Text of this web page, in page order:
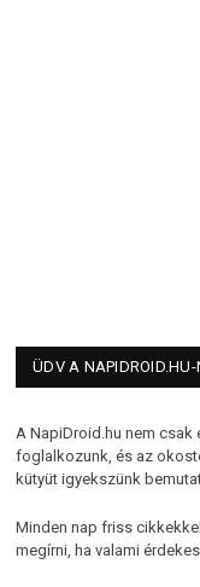
ÜDV A NAPIDROID.HU-
A NapiDroid.hu nem
foglalkozunk, és az
kütyüt igyekszünk
Minden nap friss
megírni, ha valami